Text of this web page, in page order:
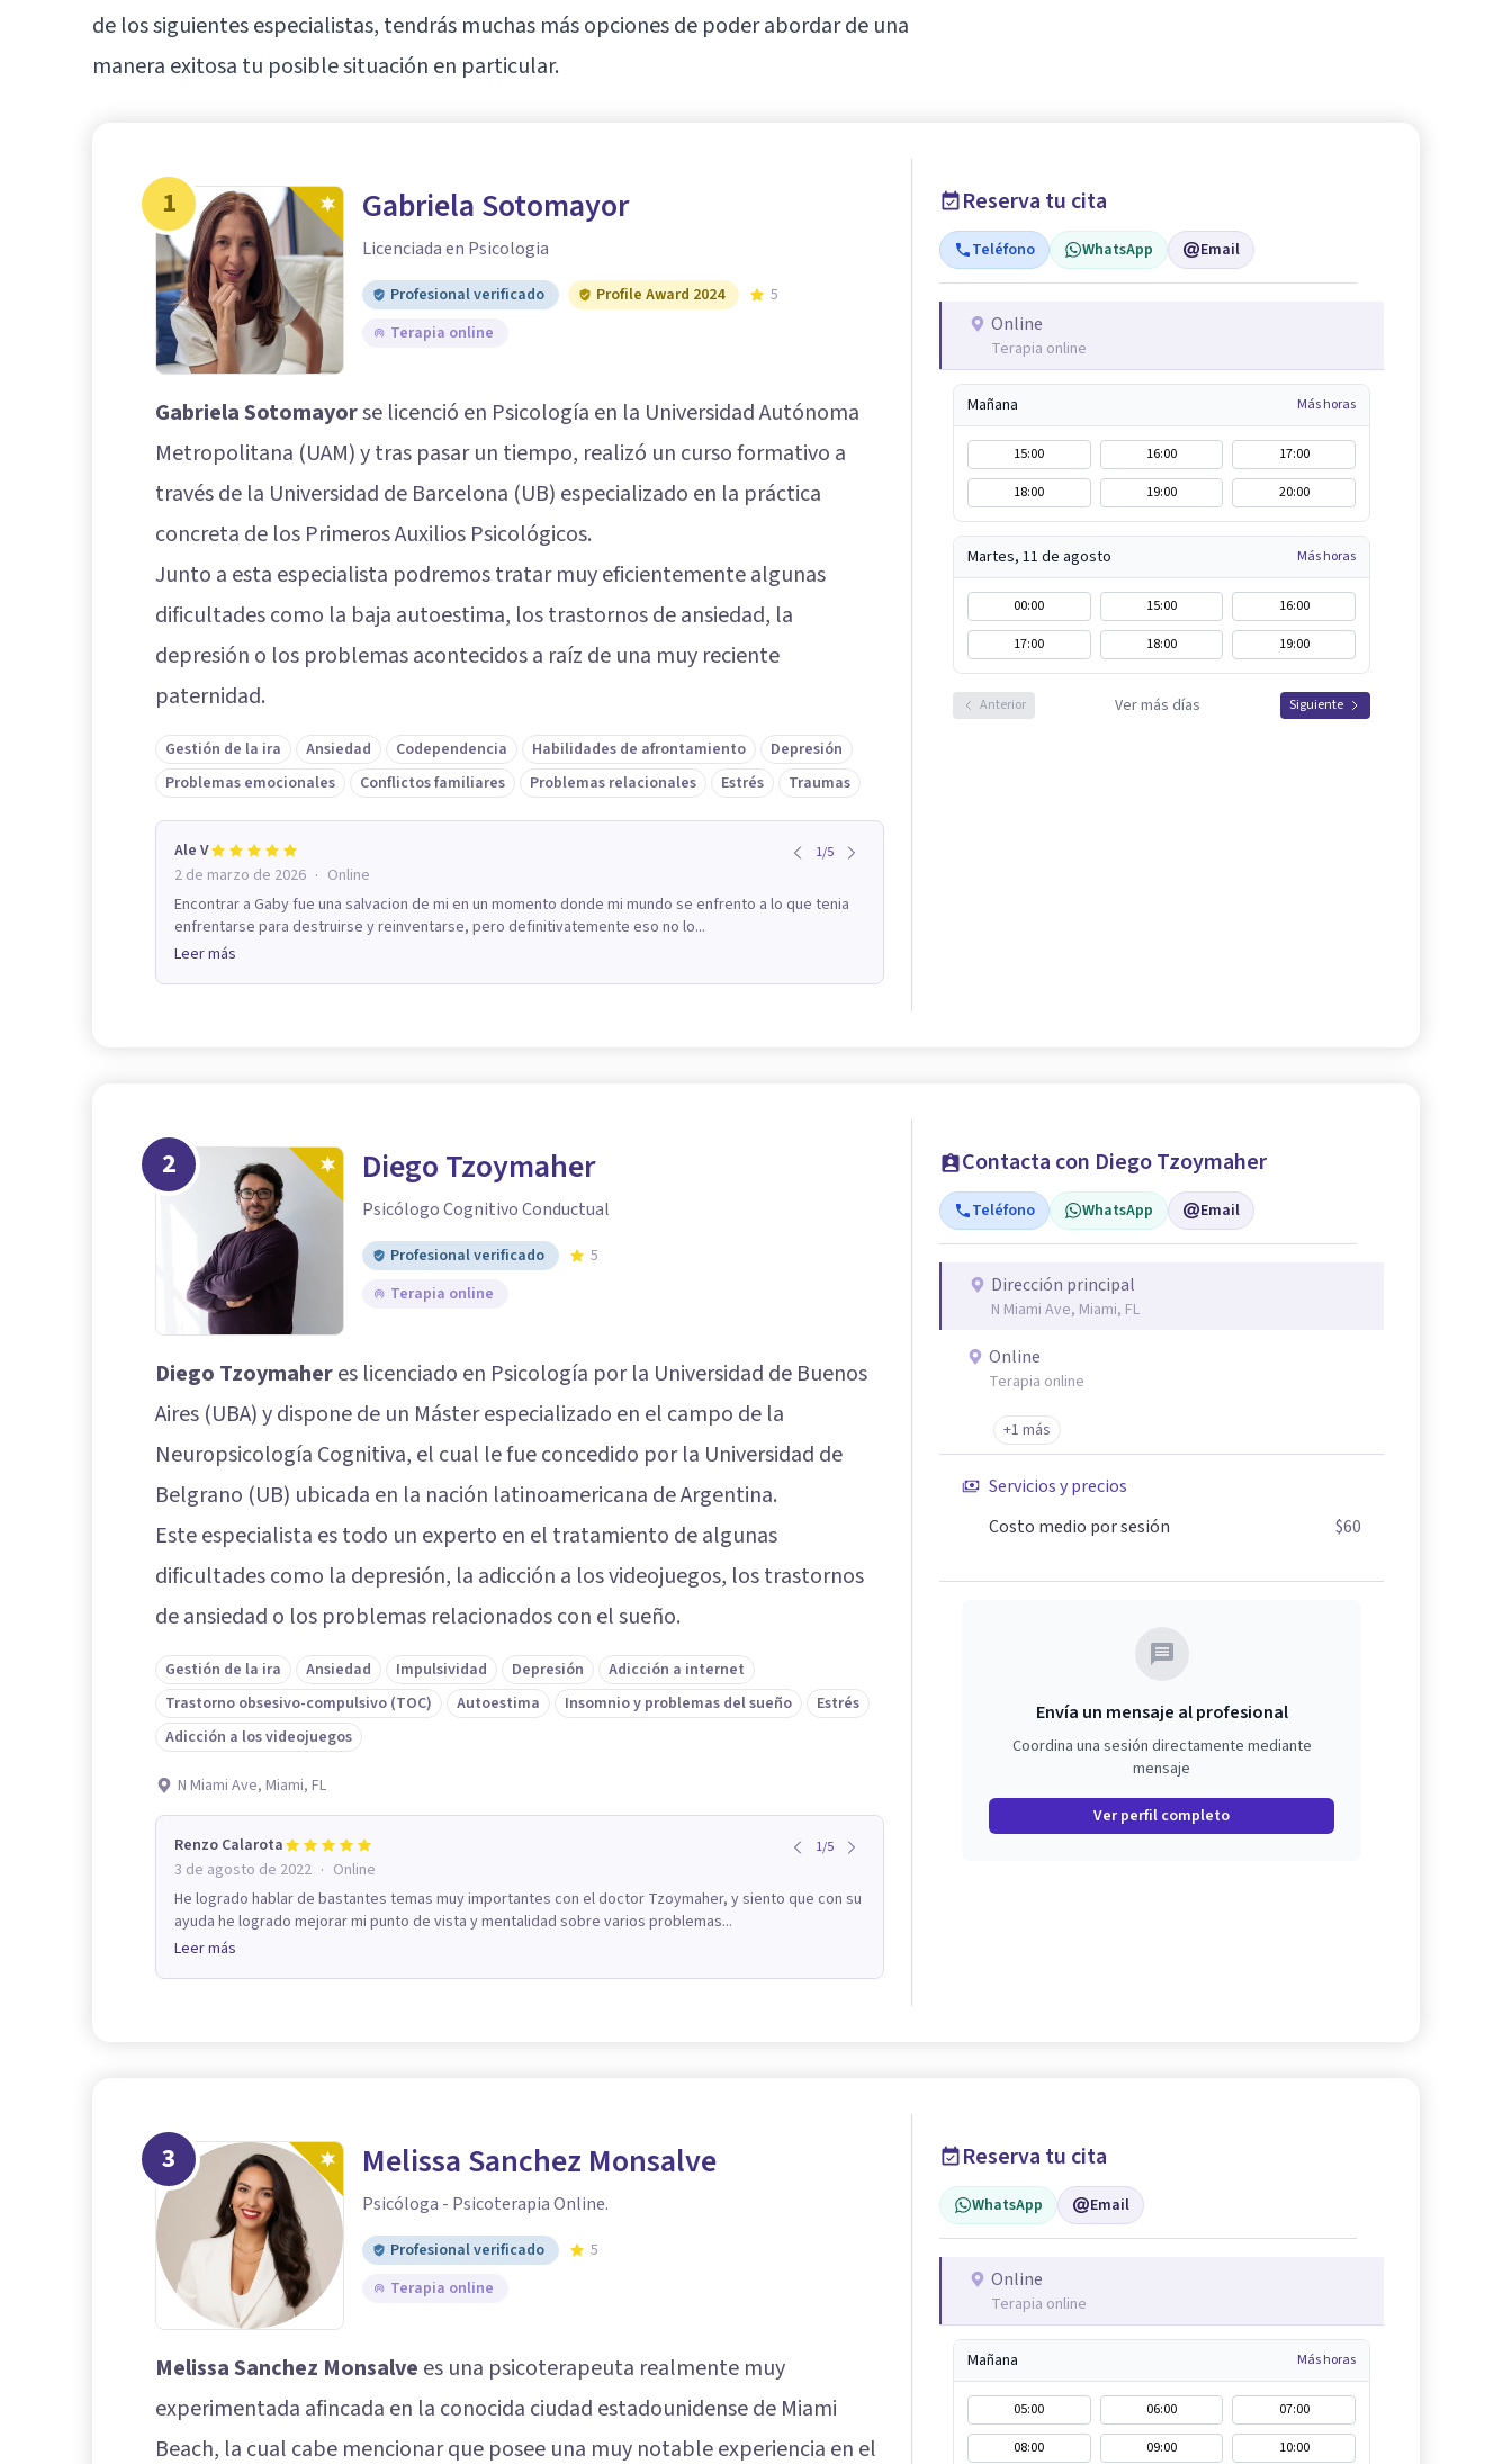
de los siguientes especialistas, tendrás muchas más opciones de poder abordar de una
manera exitosa tu posible situación en particular.
1 Gabriela Sotomayor
Licenciada en Psicologia
Profesional verificado Profile Award 2024
5
Terapia online
Gabriela Sotomayorse licenció en Psicología en la Universidad Autónoma
Metropolitana (UAM) y tras pasar un tiempo, realizó un curso formativo a
través de la Universidad de Barcelona (UB) especializado en la práctica
concreta de los Primeros Auxilios Psicológicos.
Junto a esta especialista podremos tratar muy eficientemente algunas
dificultades como la baja autoestima, los trastornos de ansiedad, la
depresión o los problemas acontecidos a raíz de una muy reciente
paternidad.
Gestión de la ira Ansiedad Codependencia Habilidades de afrontamiento
Depresión
Problemas emocionales
Conflictos familiares Problemas relacionales Estrés Traumas
Ale V 1/5
2 de marzo de 2026 · Online
Encontrar a Gaby fue una salvacion de mi en un momento donde mi mundo se enfrento a lo que tenia
enfrentarse para destruirse y reinventarse, pero definitivatemente eso no lo...
Leer más
Reserva tu cita
Teléfono WhatsApp Email
Online
Terapia online
Mañana Más horas
15:00 16:00
17:00
18:00
19:00 20:00
Martes, 11 de agosto Más horas
00:00 15:00
16:00
17:00
18:00 19:00
Anterior Ver más días Siguiente
2 Diego Tzoymaher
Psicólogo Cognitivo Conductual
Profesional verificado
5
Terapia online
Diego Tzoymaheres licenciado en Psicología por la Universidad de Buenos
Aires (UBA) y dispone de un Máster especializado en el campo de la
Neuropsicología Cognitiva, el cual le fue concedido por la Universidad de
Belgrano (UB) ubicada en la nación latinoamericana de Argentina.
Este especialista es todo un experto en el tratamiento de algunas
dificultades como la depresión, la adicción a los videojuegos, los trastornos
de ansiedad o los problemas relacionados con el sueño.
Gestión de la ira Ansiedad Impulsividad Depresión
Adicción a internet
Trastorno obsesivo-compulsivo (TOC)
Autoestima Insomnio y problemas del sueño
Estrés
Adicción a los videojuegos
N Miami Ave, Miami, FL
Renzo Calarota 1/5
3 de agosto de 2022 · Online
He logrado hablar de bastantes temas muy importantes con el doctor Tzoymaher, y siento que con su
ayuda he logrado mejorar mi punto de vista y mentalidad sobre varios problemas...
Leer más
Contacta con Diego Tzoymaher
Teléfono WhatsApp Email
Dirección principal
N Miami Ave, Miami, FL
Online
Terapia online
+1 más
Servicios y precios
Costo medio por sesión
$60
Envía un mensaje al profesional
Coordina una sesión directamente mediante
mensaje
Ver perfil completo
3 Melissa Sanchez Monsalve
Psicóloga - Psicoterapia Online.
Profesional verificado
5
Terapia online
Melissa Sanchez Monsalve es una psicoterapeuta realmente muy
experimentada afincada en la conocida ciudad estadounidense de Miami
Beach, la cual cabe mencionar que posee una muy notable experiencia en el
Reserva tu cita
WhatsApp Email
Online
Terapia online
Mañana Más horas
05:00 06:00
07:00
08:00
09:00 10:00